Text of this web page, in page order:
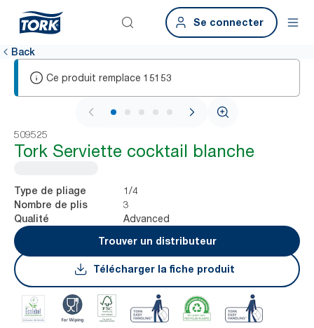
Se connecter
Back
Ce produit remplace 15153
1 / 6
509525
Tork Serviette cocktail blanche
Type de pliage 1/4
Nombre de plis 3
Qualité
Advanced
Trouver un distributeur
Télécharger la fiche produit